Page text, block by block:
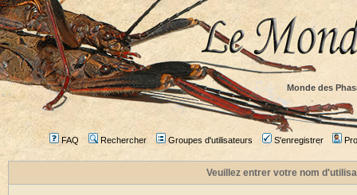
Monde des
FAQ Rechercher Groupes d'utilisateurs S'enregistrer
Veuillez entrer votre nom